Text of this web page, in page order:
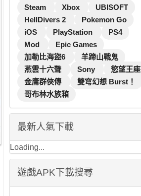
Steam
Xbox
UBISOFT
HellDivers 2
Pokemon Go
iOS
PlayStation
PS4
Mod
Epic Games
加勒比海盜6
羊蹄山戰鬼
燕雲十六聲
Sony
慾望王座
金庸群俠傳
雙穹幻想 Burst！
哥布林水族箱
最新人氣下載
Loading...
遊戲APK下載搜尋